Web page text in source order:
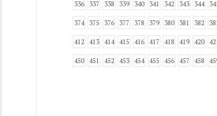
336 337 338 339 340 341 342 343 344
374 375 376 377 378 379 380 381 382
412 413 414 415 416 417 418 419 420
450 451 452 453 454 455 456 457 458